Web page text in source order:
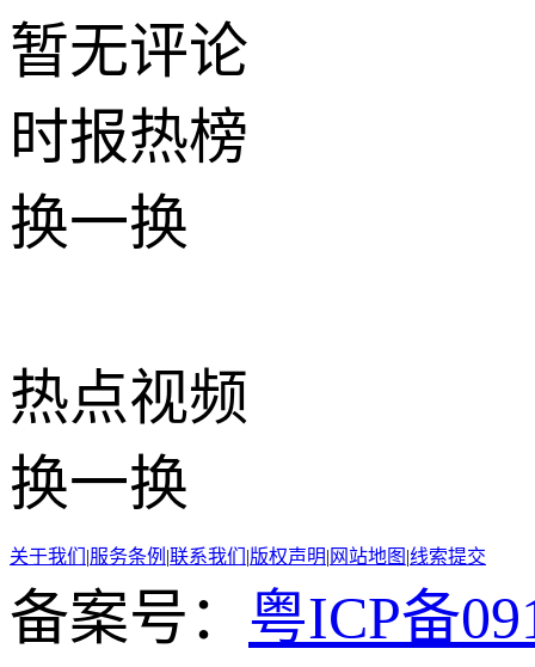
暂无评论
时报热榜
换一换
热点视频
换一换
关于我们 |服务条例 |联系我们 |版权声明| 网站地图 |线索提交
备案号： 粤ICP备